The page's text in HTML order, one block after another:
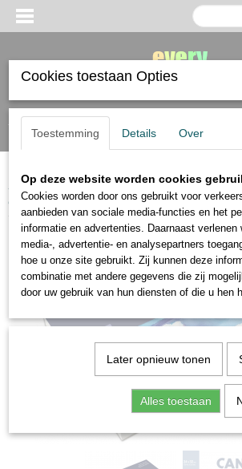
Inloggen Registreren
Home>papier>Canson>AANBIEDING
cold pressed 24x32cm 300 gram 100 vel
Cookies toestaan Opties
Toestemming Details Over
Op deze website worden cookies
Cookies worden door ons gebruikt voor
aanbieden van sociale media-functies en het
informatie en advertenties. Daarnaast verlenen
media-, advertentie- en analysepartners
hoe u onze site gebruikt. Zij kunnen deze
combinatie met andere gegevens die zij
door uw gebruik van hun diensten of die u hen
Later opnieuw tonen
Alles toestaan